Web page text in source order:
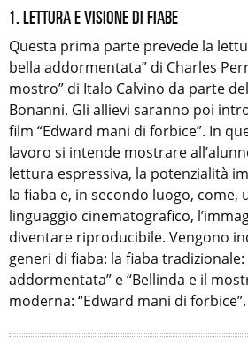
1. LETTURA E VISIONE DI FIABE
Questa prima parte prevede la
bella addormentata” di Charles
mostro” di Italo Calvino da parte
Bonanni. Gli allievi saranno poi
film “Edward mani di forbice”. In
lavoro si intende mostrare
lettura espressiva, la potenzialità
la fiaba e, in secondo luogo, come,
linguaggio cinematografico,
diventare riproducibile. Vengono
generi di fiaba: la fiaba tradizionale:
addormentata” e “Bellinda e il
moderna: “Edward mani di forbice”.